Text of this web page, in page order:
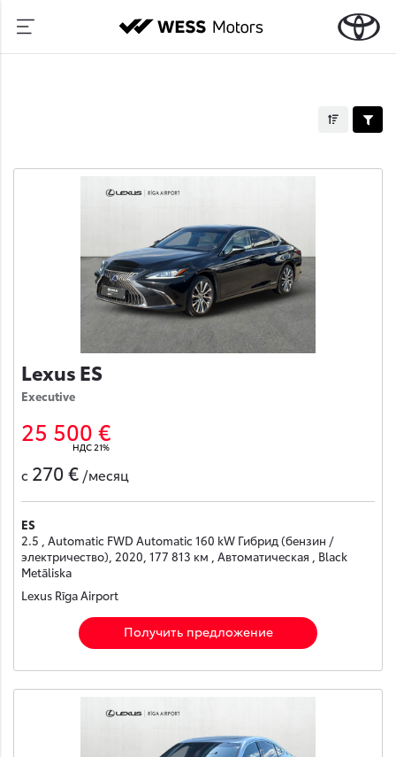
Lexus ES
Executive
25 500 €
НДС 21%
с 270 € /месяц
ES
2.5 , Automatic FWD Automatic 160 kW Гибрид (бензин /
электричество), 2020, 177 813 км , Автоматическая , Black
Metāliska
Lexus Rīga Airport
Получить предложение